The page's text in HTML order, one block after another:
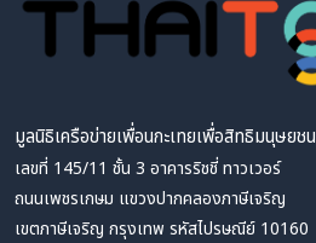
มูลนิธิเครือข่ายเพื่อนกะเทยเพื่อสิทธิมนุษยชน
เลขที่ 145/11 ชั้น 3 อาคารริชชี่ ทาวเวอร์
ถนนเพชรเกษม แขวงปากคลองภาษีเจริญ
เขตภาษีเจริญ กรุงเทพ รหัสไปรษณีย์ 10160